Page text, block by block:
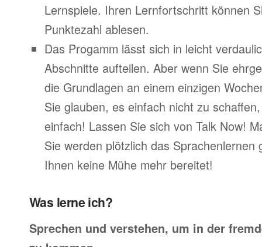
Lernspiele. Ihren Lernfortschritt können
Punktezahl ablesen.
Das Progamm lässt sich in leicht
Abschnitte aufteilen. Aber wenn Sie
die Grundlagen an einem einzigen
Sie glauben, es einfach nicht zu
einfach! Lassen Sie sich von Talk Now!
Sie werden plötzlich das Sprachenlernen
Ihnen keine Mühe mehr bereitet!
Was lerne ich?
Sprechen und verstehen, um in der